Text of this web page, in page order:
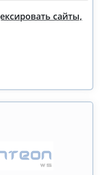
сайты,